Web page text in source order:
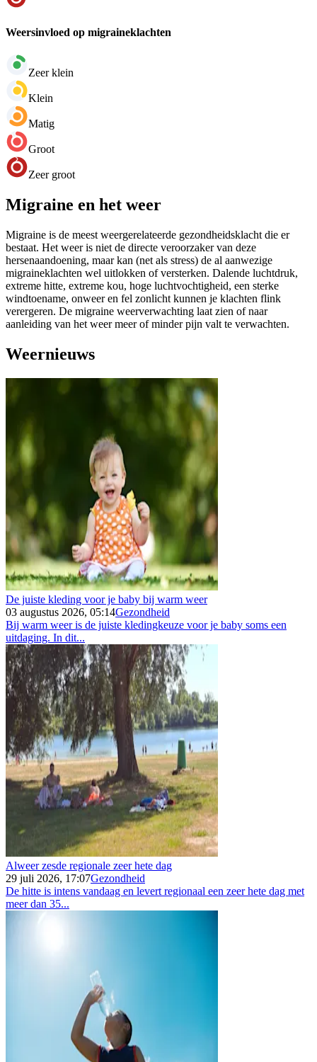
Weersinvloed op migraineklachten
Zeer klein
Klein
Matig
Groot
Zeer groot
Migraine en het weer
Migraine is de meest weergerelateerde gezondheidsklacht die er
bestaat. Het weer is niet de directe veroorzaker van deze
hersenaandoening, maar kan (net als stress) de al aanwezige
migraineklachten wel uitlokken of versterken. Dalende luchtdruk,
extreme hitte, extreme kou, hoge luchtvochtigheid, een sterke
windtoename, onweer en fel zonlicht kunnen je klachten flink
verergeren. De migraine weerverwachting laat zien of naar
aanleiding van het weer meer of minder pijn valt te verwachten.
Weernieuws
De juiste kleding voor je baby bij warm weer
03 augustus 2026, 05:14Gezondheid
Bij warm weer is de juiste kledingkeuze voor je baby soms een
uitdaging. In dit...
Alweer zesde regionale zeer hete dag
29 juli 2026, 17:07Gezondheid
De hitte is intens vandaag en levert regionaal een zeer hete dag met
meer dan 35...